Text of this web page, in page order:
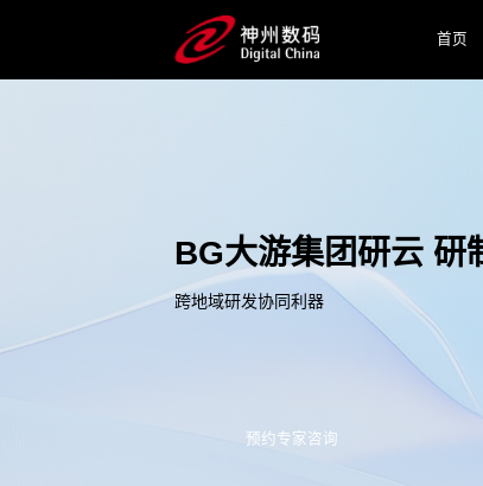
首页
BG大游集团研云 研
跨地域研发协同利器
预约专家咨询